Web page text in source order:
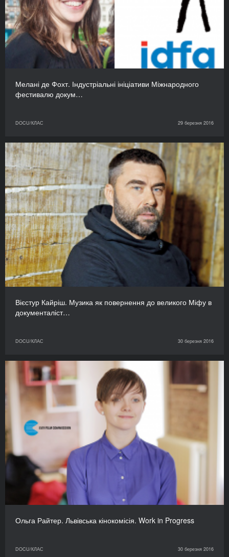
Мелані де Фохт. Індустріальні ініціативи Міжнародного
фестивалю докум…
DOCU/КЛАС 29 березня 2016
Вієстур Кайріш. Музика як повернення до великого Міфу в
документаліст…
DOCU/КЛАС 30 березня 2016
Ольга Райтер. Львівська кінокомісія. Work in Progress
DOCU/КЛАС 30 березня 2016